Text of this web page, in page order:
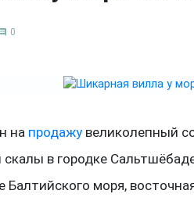
0
на продажу великолепный
скалы в городке
Балтийского моря,